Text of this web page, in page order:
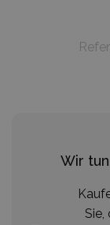
Wir